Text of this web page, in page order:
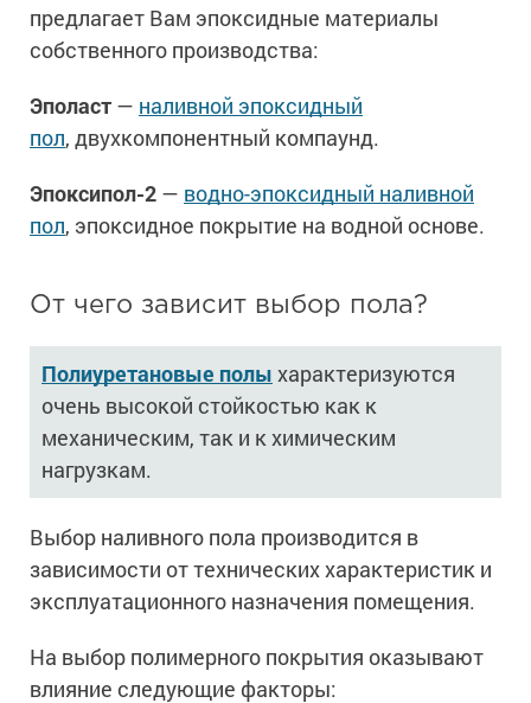
предлагает Вам эпоксидные материалы
собственного производства:
Эполаст — наливной эпоксидный
пол, двухкомпонентный компаунд.
Эпоксипол-2 — водно-эпоксидный наливной
пол, эпоксидное покрытие на водной основе.
От чего зависит выбор пола?
Полиуретановые полы характеризуются
очень высокой стойкостью как к
механическим, так и к химическим
нагрузкам.
Выбор наливного пола производится в
зависимости от технических характеристик и
эксплуатационного назначения помещения.
На выбор полимерного покрытия оказывают
влияние следующие факторы: